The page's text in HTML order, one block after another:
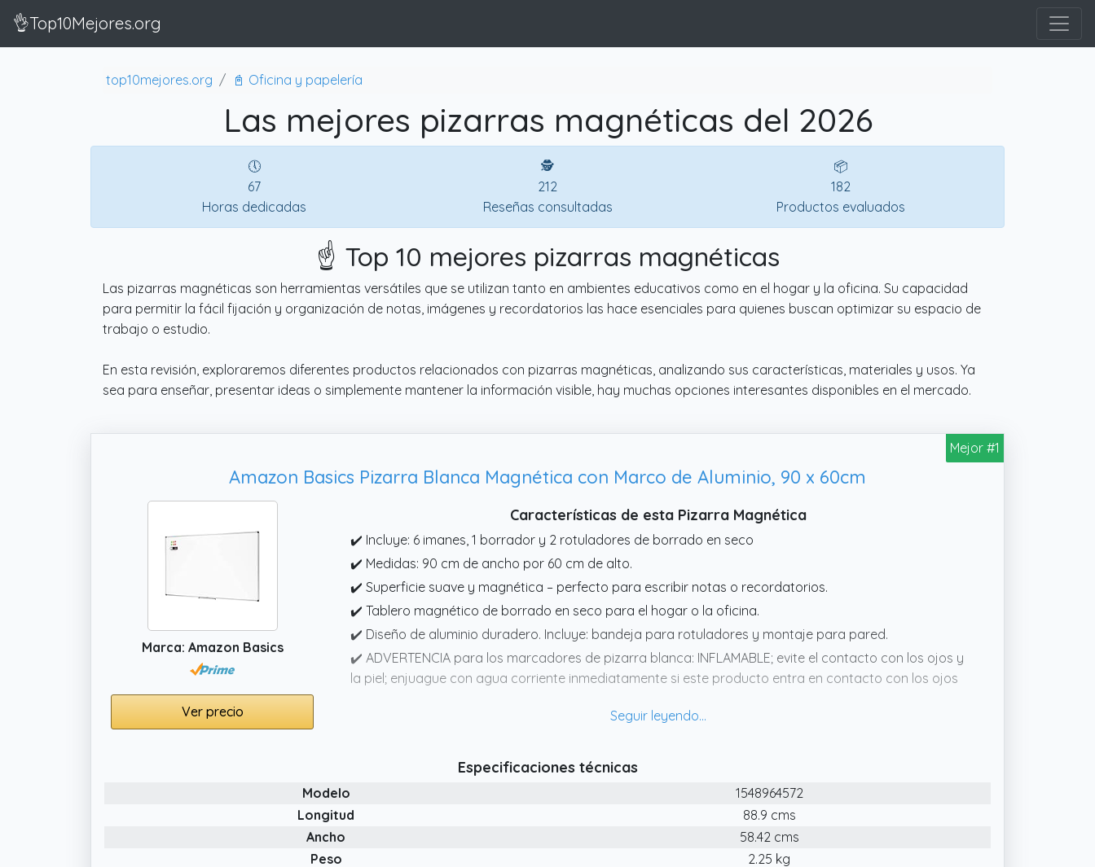
👌Top10Mejores.org
top10mejores.org 📓 Oficina y papelería
Las mejores pizarras magnéticas del 2026
🕔
67
Horas dedicadas
🕵
212
Reseñas consultadas
📦
182
Productos evaluados
☝️ Top 10 mejores pizarras magnéticas
Las pizarras magnéticas son herramientas versátiles que se utilizan tanto en ambientes educativos como en el hogar y la oficina. Su capacidad
para permitir la fácil fijación y organización de notas, imágenes y recordatorios las hace esenciales para quienes buscan optimizar su espacio de
trabajo o estudio.
En esta revisión, exploraremos diferentes productos relacionados con pizarras magnéticas, analizando sus características, materiales y usos. Ya
sea para enseñar, presentar ideas o simplemente mantener la información visible, hay muchas opciones interesantes disponibles en el mercado.
Mejor #1
Amazon Basics Pizarra Blanca Magnética con Marco de Aluminio, 90 x 60cm
Marca: Amazon Basics
Ver precio
Características de esta Pizarra Magnética
✔️ Incluye: 6 imanes, 1 borrador y 2 rotuladores de borrado en seco
✔️ Medidas: 90 cm de ancho por 60 cm de alto.
✔️ Superficie suave y magnética – perfecto para escribir notas o recordatorios.
✔️ Tablero magnético de borrado en seco para el hogar o la oficina.
✔️ Diseño de aluminio duradero. Incluye: bandeja para rotuladores y montaje para pared.
✔️ ADVERTENCIA para los marcadores de pizarra blanca: INFLAMABLE; evite el contacto con los ojos y
la piel; enjuague con agua corriente inmediatamente si este producto entra en contacto con los ojos
✔️ También incluye 6 imanes, 1 borrador y 2 rotuladores de borrado en seco.
Especificaciones técnicas
Modelo
1548964572
Longitud
88.9 cms
Ancho
58.42 cms
Peso
2.25 kg